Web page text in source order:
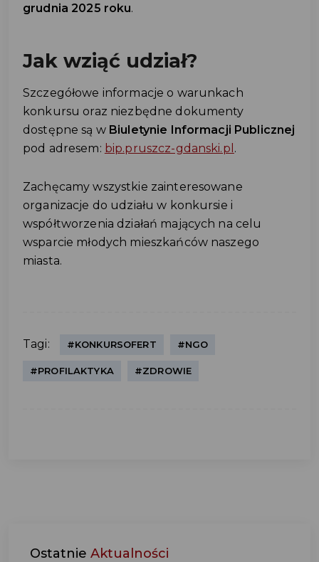
grudnia 2025 roku.
Jak wziąć udział?
Szczegółowe informacje o warunkach
konkursu oraz niezbędne dokumenty
dostępne są w Biuletynie Informacji Publicznej
pod adresem: bip.pruszcz-gdanski.pl .
Zachęcamy wszystkie zainteresowane
organizacje do udziału w konkursie i
współtworzenia działań mających na celu
wsparcie młodych mieszkańców naszego
miasta.
Tagi: #KONKURSOFERT #NGO
#PROFILAKTYKA #ZDROWIE
Ostatnie Aktualności